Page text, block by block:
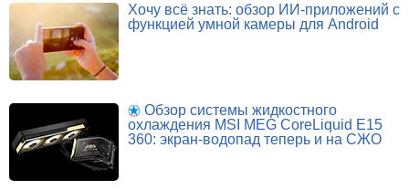
Хочу всё знать: обзор ИИ-приложений с
функцией умной камеры для Android
Обзор системы жидкостного
охлаждения MSI MEG CoreLiquid E15
360: экран-водопад теперь и на СЖО